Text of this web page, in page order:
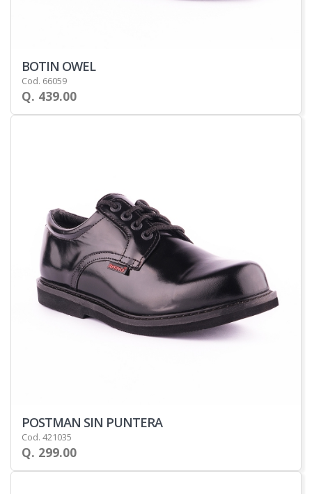
BOTIN OWEL
Cod. 66059
Q. 439.00
POSTMAN SIN PUNTERA
Cod. 421035
Q. 299.00